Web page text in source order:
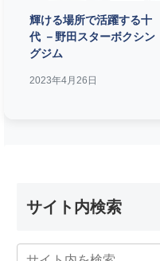
輝ける場所で活躍する十
代 －野田スターボクシン
グジム
2023年4月26日
サイト内検索